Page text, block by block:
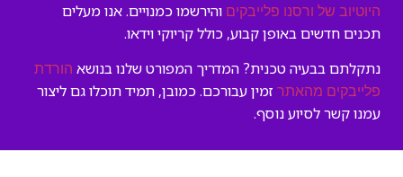
היוטיוב של ורסנו פלייבקים והירשמו כמנויים. אנו מעלים
תכנים חדשים באופן קבוע, כולל קריוקי וידאו.
נתקלתם בבעיה טכנית? המדריך המפורט שלנו בנושא הורדת
פלייבקים מהאתר זמין עבורכם. כמובן, תמיד תוכלו גם ליצור
עמנו קשר לסיוע נוסף.